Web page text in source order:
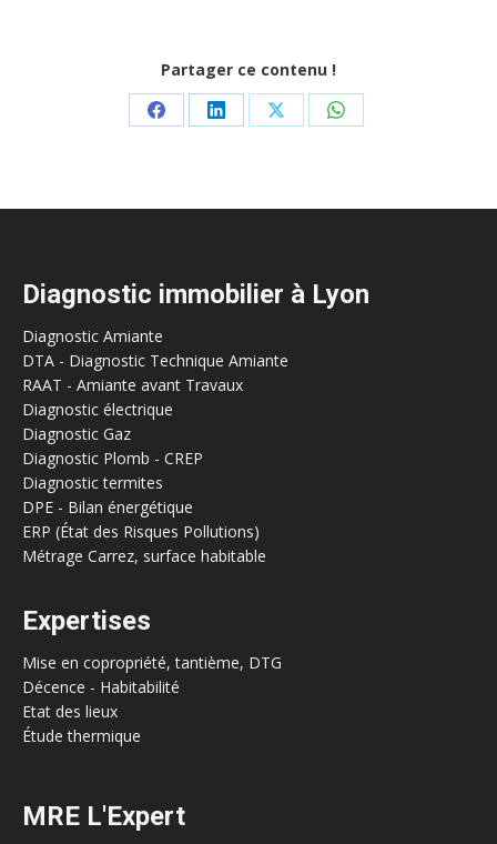
Partager ce contenu !
Share Share Share Share
Diagnostic immobilier à Lyon
Diagnostic Amiante
DTA - Diagnostic Technique Amiante
RAAT - Amiante avant Travaux
Diagnostic électrique
Diagnostic Gaz
Diagnostic Plomb - CREP
Diagnostic termites
DPE - Bilan énergétique
ERP (État des Risques Pollutions)
Métrage Carrez, surface habitable
Expertises
Mise en copropriété, tantième, DTG
Décence - Habitabilité
Etat des lieux
Étude thermique
MRE L'Expert